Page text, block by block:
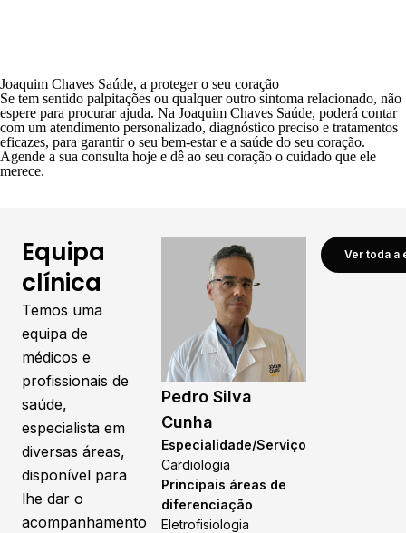
Joaquim Chaves Saúde, a proteger o seu coração
Se tem sentido palpitações ou qualquer outro sintoma relacionado, não
espere para procurar ajuda. Na Joaquim Chaves Saúde, poderá contar
com um atendimento personalizado, diagnóstico preciso e tratamentos
eficazes, para garantir o seu bem-estar e a saúde do seu coração.
Agende a sua consulta hoje e dê ao seu coração o cuidado que ele
merece.
Equipa
clínica
Temos uma
equipa de
médicos e
profissionais de
saúde,
especialista em
diversas áreas,
disponível para
lhe dar o
acompanhamento
Pedro Silva
Cunha
Especialidade/Serviço
Cardiologia
Principais áreas de
diferenciação
Eletrofisiologia
Ver toda a